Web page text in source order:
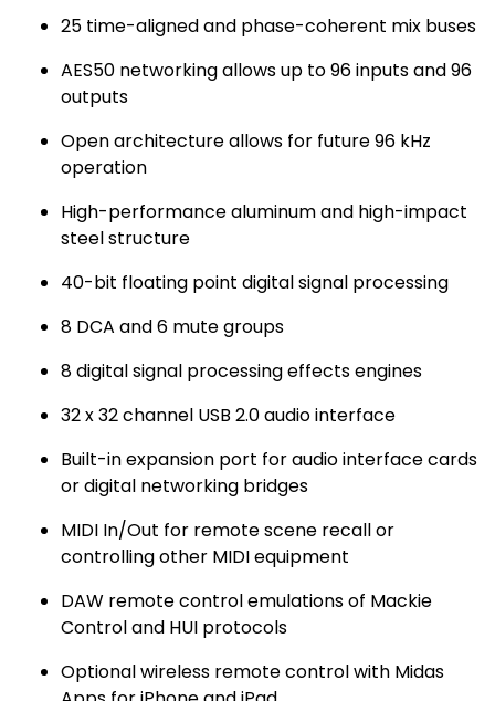
25 time-aligned and phase-coherent mix buses
AES50 networking allows up to 96 inputs and 96
outputs
Open architecture allows for future 96 kHz
operation
High-performance aluminum and high-impact
steel structure
40-bit floating point digital signal processing
8 DCA and 6 mute groups
8 digital signal processing effects engines
32 x 32 channel USB 2.0 audio interface
Built-in expansion port for audio interface cards
or digital networking bridges
MIDI In/Out for remote scene recall or
controlling other MIDI equipment
DAW remote control emulations of Mackie
Control and HUI protocols
Optional wireless remote control with Midas